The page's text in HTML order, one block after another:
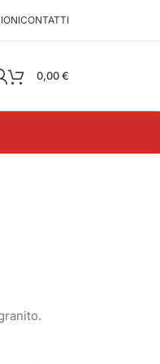
CONTATTI
0,00€